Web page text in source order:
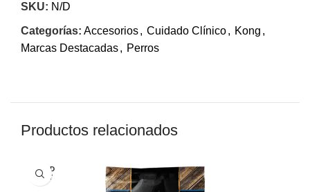
SKU: N/D
Categorías: Accesorios, Cuidado Clínico, Kong ,
Marcas Destacadas, Perros
Productos relacionados
SOLD
OUT